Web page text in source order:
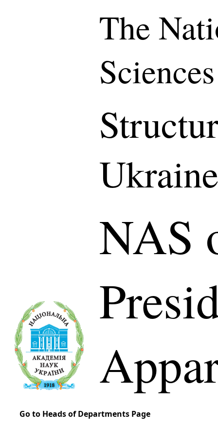
The
Ukraine
NAS
Go to Heads of Departments Page